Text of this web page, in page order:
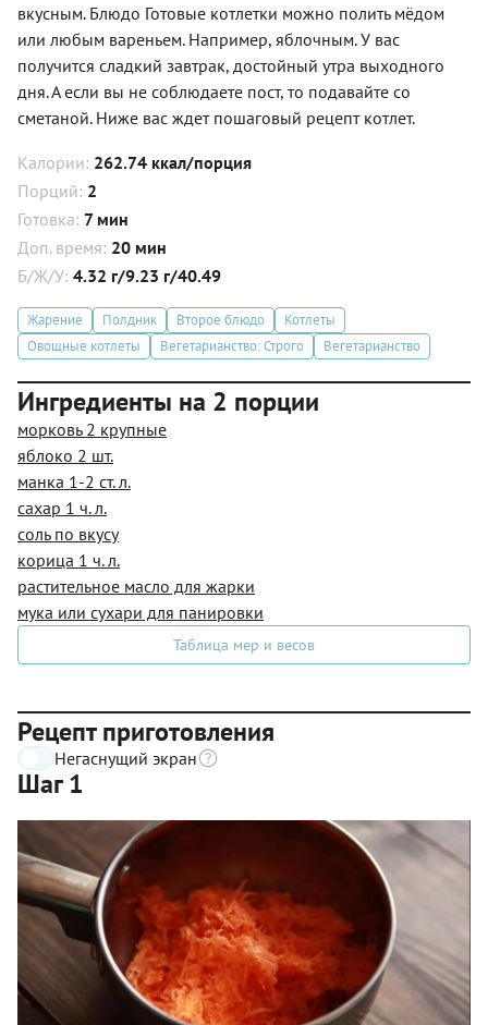
вкусным. Блюдо Готовые котлетки можно полить мёдом
или любым вареньем. Например, яблочным. У вас
получится сладкий завтрак, достойный утра выходного
дня. А если вы не соблюдаете пост, то подавайте со
сметаной. Ниже вас ждет пошаговый рецепт котлет.
Калории: 262.74 ккал/порция
Порций: 2
Готовка: 7 мин
Доп. время: 20 мин
Б/Ж/У: 4.32 г/9.23 г/40.49
Жарение Полдник Второе блюдо
Котлеты
Овощные котлеты
Вегетарианство: Строго Вегетарианство
Ингредиенты на 2 порции
морковь 2 крупные
яблоко 2 шт.
манка 1-2 ст. л.
сахар 1 ч. л.
соль по вкусу
корица 1 ч. л.
растительное масло для жарки
мука или сухари для панировки
Таблица мер и весов
Рецепт приготовления
Негаснущий экран
Шаг 1